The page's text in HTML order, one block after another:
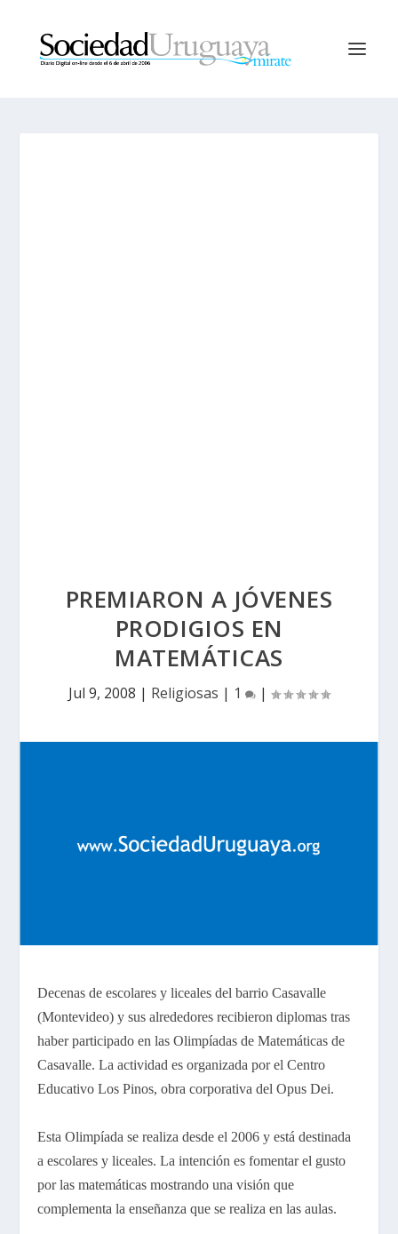
PREMIARON A JÓVENES
PRODIGIOS EN
MATEMÁTICAS
Jul 9, 2008 | Religiosas | 1 |
Decenas de escolares y liceales del barrio Casavalle
(Montevideo) y sus alrededores recibieron diplomas tras
haber participado en las Olimpíadas de Matemáticas de
Casavalle. La actividad es organizada por el Centro
Educativo Los Pinos, obra corporativa del Opus Dei.
Esta Olimpíada se realiza desde el 2006 y está destinada
a escolares y liceales. La intención es fomentar el gusto
por las matemáticas mostrando una visión que
complementa la enseñanza que se realiza en las aulas.